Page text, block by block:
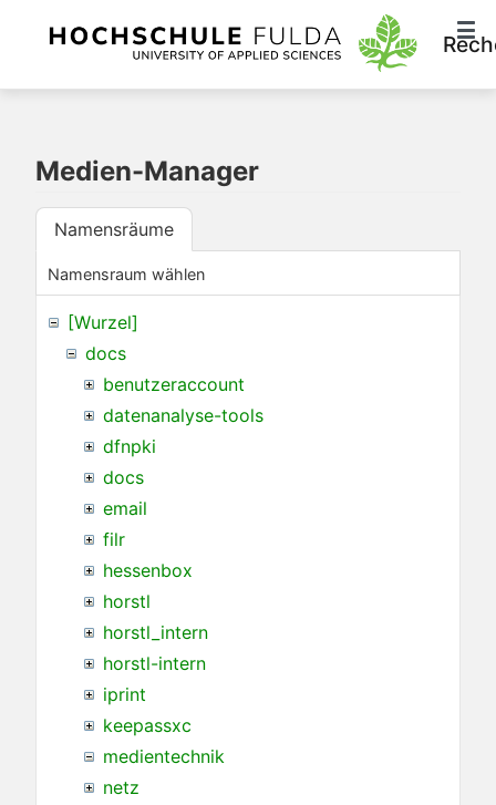
Medien-Manager
Namensräume
Namensraum wählen
[Wurzel]
docs
benutzeraccount
datenanalyse-tools
dfnpki
docs
email
filr
hessenbox
horstl
horstl_intern
horstl-intern
iprint
keepassxc
medientechnik
netz